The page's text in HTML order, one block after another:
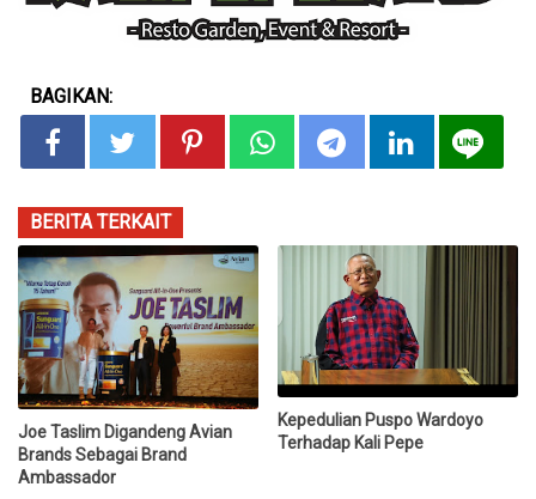
BAGIKAN:
BERITA TERKAIT
Joe Taslim Digandeng Avian
Brands Sebagai Brand
Ambassador
Kepedulian Puspo Wardoyo
Terhadap Kali Pepe